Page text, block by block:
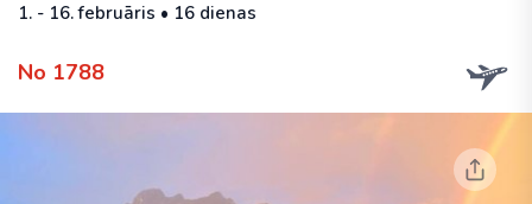
1. - 16. februāris • 16 dienas
No 1788